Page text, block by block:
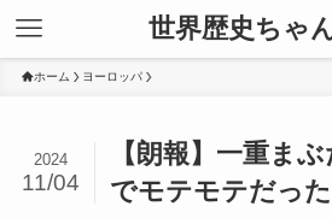
世界歴史ちゃ
ホーム ヨーロッパ
【朗報】一重ま
でモテモテだっ
2024
11/04